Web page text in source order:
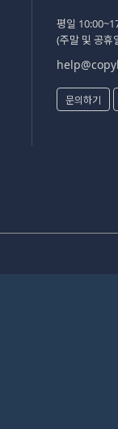
평일
(주말 및 공휴
문의하기